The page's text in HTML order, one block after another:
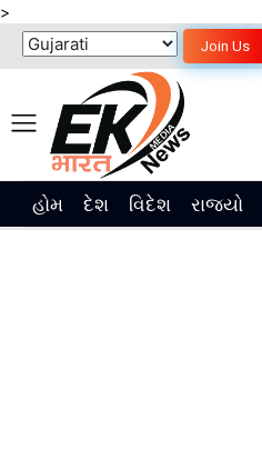
>
Join Us
હોમ દેશ વિદેશ રાજ્યો